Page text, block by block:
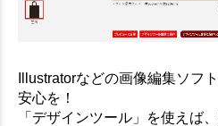
Illustratorなどの画像編集ソフ
安心を！
「デザインツール」を使えば